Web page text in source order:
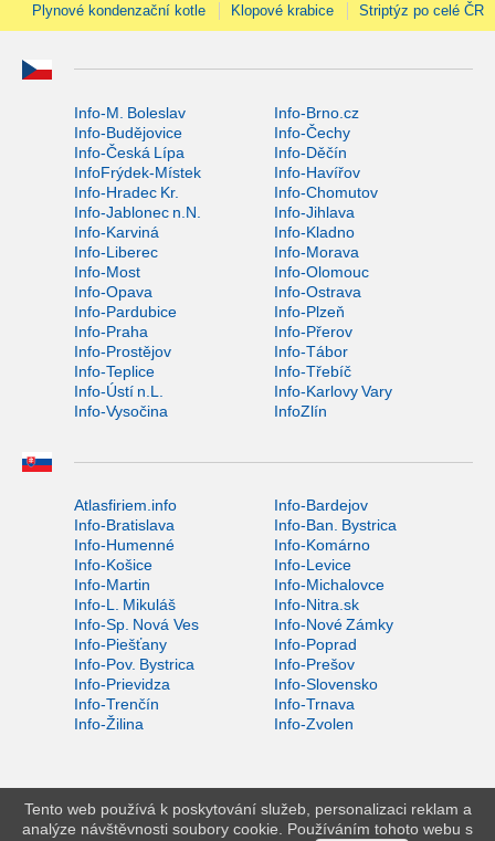
Plynové kondenzační kotle
Klopové krabice Striptýz po celé ČR
Info-M. Boleslav
Info-Brno.cz
Info-Budějovice
Info-Čechy
Info-Česká Lípa
Info-Děčín
InfoFrýdek-Místek
Info-Havířov
Info-Hradec Kr.
Info-Chomutov
Info-Jablonec n.N.
Info-Jihlava
Info-Karviná
Info-Kladno
Info-Liberec
Info-Morava
Info-Most
Info-Olomouc
Info-Opava
Info-Ostrava
Info-Pardubice
Info-Plzeň
Info-Praha
Info-Přerov
Info-Prostějov
Info-Tábor
Info-Teplice
Info-Třebíč
Info-Ústí n.L.
Info-Karlovy Vary
Info-Vysočina
InfoZlín
Atlasfiriem.info
Info-Bardejov
Info-Bratislava
Info-Ban. Bystrica
Info-Humenné
Info-Komárno
Info-Košice
Info-Levice
Info-Martin
Info-Michalovce
Info-L. Mikuláš
Info-Nitra.sk
Info-Sp. Nová Ves
Info-Nové Zámky
Info-Piešťany
Info-Poprad
Info-Pov. Bystrica
Info-Prešov
Info-Prievidza
Info-Slovensko
Info-Trenčín
Info-Trnava
Info-Žilina
Info-Zvolen
Tento web používá k poskytování služeb, personalizaci reklam a
analýze návštěvnosti soubory cookie. Používáním tohoto webu s